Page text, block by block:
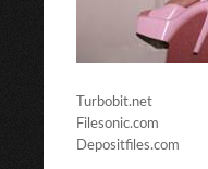
Turbobit.net
Filesonic.com
Depositfiles.com